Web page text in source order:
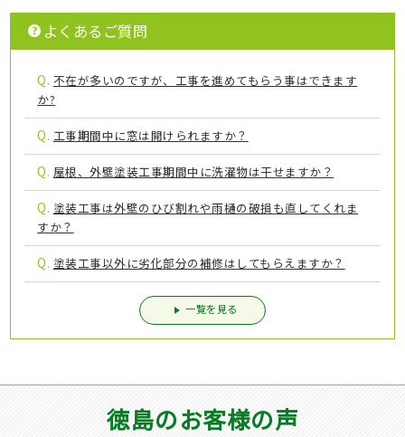
よくあるご質問
Q. 不在が多いのですが、工事を進めてもらう事はできます
か?
Q. 工事期間中に窓は開けられますか？
Q. 屋根、外壁塗装工事期間中に洗濯物は干せますか？
Q. 塗装工事は外壁のひび割れや雨樋の破損も直してくれま
すか？
Q. 塗装工事以外に劣化部分の補修はしてもらえますか？
一覧を見る
徳島のお客様の声